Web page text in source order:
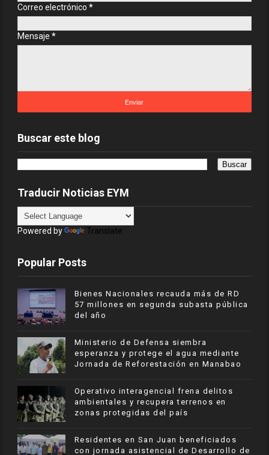
Correo electrónico *
Mensaje *
Buscar este blog
Traducir Noticias EYM
Powered by Translate
Popular Posts
Bienes Nacionales recauda más de RD
57 millones en segunda subasta pública
del año
Ministerio de Defensa siembra
esperanza y protege el agua mediante
Jornada de Reforestación en Manabao
Operativo interagencial frena delitos
ambientales y recupera terrenos en
zonas protegidas del país
Residentes en San Juan beneficiados
con jornada asistencial de Desarrollo de